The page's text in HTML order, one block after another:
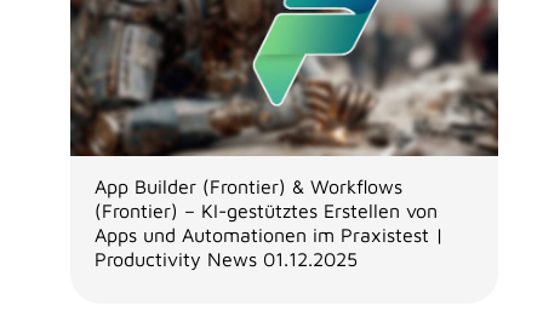
App Builder (Frontier) & Workflows
(Frontier) – KI-gestütztes Erstellen von
Apps und Automationen im Praxistest |
Productivity News 01.12.2025